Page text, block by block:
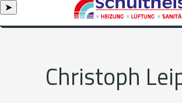
➤
Christoph